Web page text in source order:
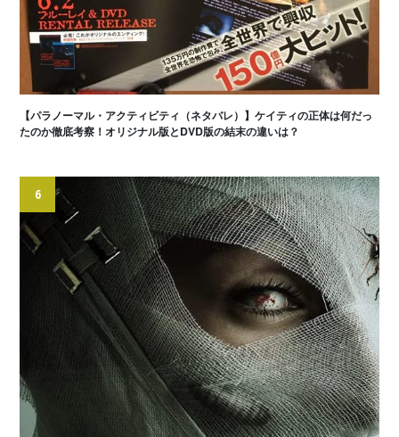
【パラノーマル・アクティビティ（ネタバレ）】ケイティの正体は何だっ
たのか徹底考察！オリジナル版とDVD版の結末の違いは？
6